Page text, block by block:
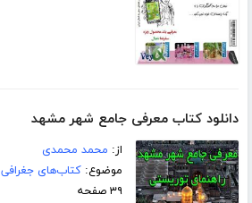
دانلود کتاب معرفی جامع شهر مشهد
از: محمد محمدی
موضوع:کتاب‌های جغرافی
۳۹ صفحه